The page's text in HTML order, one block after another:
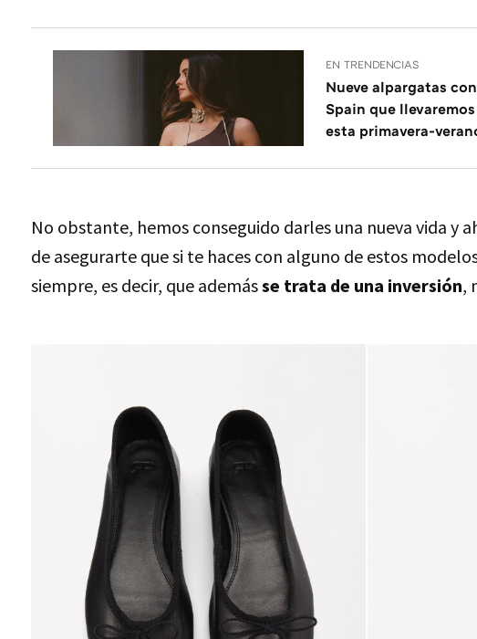
EN TRENDENCIAS
Nueve alpargatas
Spain que
esta primavera-
No obstante, hemos conseguido darles una nueva vida y
de asegurarte que si te haces con alguno de estos
siempre, es decir, que ademásse trata de una inversión,